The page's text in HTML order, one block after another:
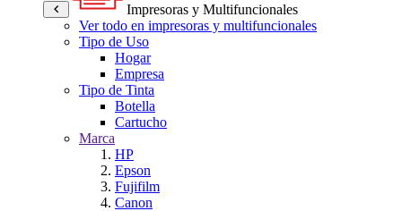
Impresoras y Multifuncionales
Ver todo en impresoras y multifuncionales
Tipo de Uso
Hogar
Empresa
Tipo de Tinta
Botella
Cartucho
Marca
HP
Epson
Fujifilm
Canon